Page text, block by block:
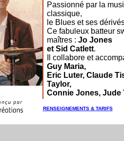
Passionné par la
classique,
le Blues et ses
Ce fabuleux batteur
maîtres : Jo Jones
et Sid Catlett.
Il collabore et
Guy Maria,
Eric Luter, Claude
Taylor,
Connie Jones, Jude
RENSEIGNEMENTS & TARIFS